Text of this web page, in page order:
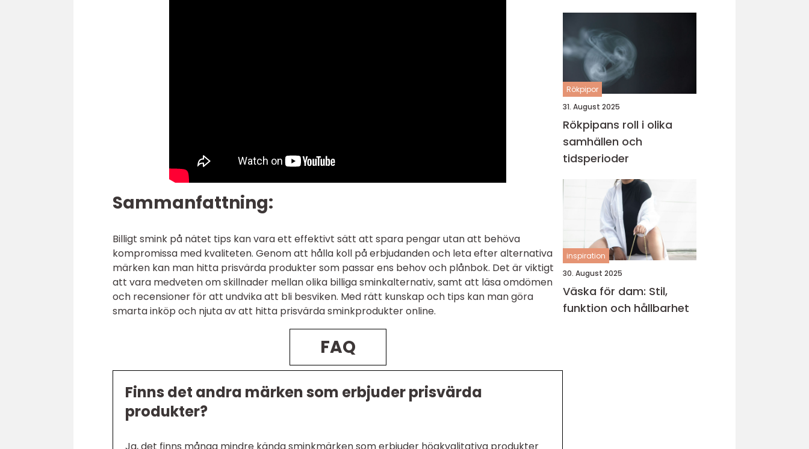
Sammanfattning:
Billigt smink på nätet tips kan vara ett effektivt sätt att spara pengar utan att behöva
kompromissa med kvaliteten. Genom att hålla koll på erbjudanden och leta efter alternativa
märken kan man hitta prisvärda produkter som passar ens behov och plånbok. Det är viktigt
att vara medveten om skillnader mellan olika billiga sminkalternativ, samt att läsa omdömen
och recensioner för att undvika att bli besviken. Med rätt kunskap och tips kan man göra
smarta inköp och njuta av att hitta prisvärda sminkprodukter online.
FAQ
Finns det andra märken som erbjuder prisvärda
produkter?
Rökpipor
31. August 2025
Rökpipans roll i olika
samhällen och
tidsperioder
inspiration
30. August 2025
Väska för dam: Stil,
funktion och hållbarhet